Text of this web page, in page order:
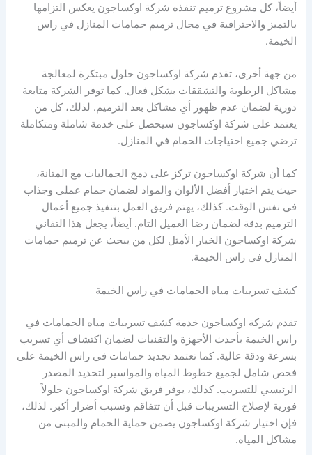
أيضاً، كل مشروع ترميم تنفذه شركة اوكساجون يعكس التزامها
بالتميز والاحترافية في مجال ترميم حمامات المنازل في راس
الخيمة.
من جهة أخرى، تقدم شركة اوكساجون حلول مبتكرة لمعالجة
مشاكل الرطوبة والتشققات بشكل فعال. كما توفر الشركة متابعة
دورية لضمان عدم ظهور أي مشاكل بعد الترميم. لذلك، كل من
يعتمد على شركة اوكساجون سيحصل على خدمة شاملة ومتكاملة
ترضي جميع احتياجات الحمام في المنازل.
كما أن شركة اوكساجون تركز على دمج الجماليات مع المتانة،
حيث يتم اختيار أفضل الألوان والمواد لضمان حمام عملي وجذاب
في نفس الوقت. كذلك، يهتم فريق العمل بتنفيذ جميع أعمال
الترميم بدقة لضمان رضا العميل التام. أيضاً، يجعل هذا التفاني
شركة اوكساجون الخيار الأمثل لكل من يبحث عن ترميم حمامات
المنازل في راس الخيمة.
كشف تسريبات مياه الحمامات في راس الخيمة
تقدم شركة اوكساجون خدمة كشف تسريبات مياه الحمامات في
راس الخيمة بأحدث الأجهزة والتقنيات لضمان اكتشاف أي تسريب
بسرعة ودقة عالية. كما تعتمد تجديد حمامات في راس الخيمة على
فحص شامل لجميع خطوط المياه والمواسير لتحديد المصدر
الرئيسي للتسريب. كذلك، يوفر فريق شركة اوكساجون حلولاً
فورية لإصلاح التسريبات قبل أن تتفاقم وتسبب أضرار أكبر. لذلك،
فإن اختيار شركة اوكساجون يضمن حماية الحمام والمبنى من
مشاكل المياه.